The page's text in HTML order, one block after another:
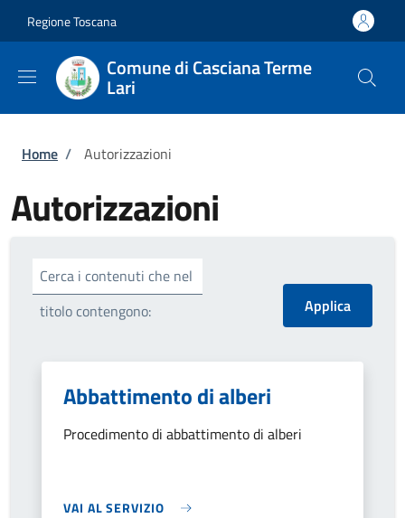
Regione Toscana
Comune di Casciana Terme
Lari
Briciole di pane
Home / Autorizzazioni
Autorizzazioni
Cerca i contenuti che nel
titolo contengono:
Abbattimento di alberi
Procedimento di abbattimento di alberi
VAI AL SERVIZIO